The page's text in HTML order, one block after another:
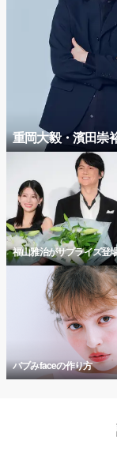
重岡大毅・濱田崇
福山雅治がサプライズ登
バブみfaceの作り方